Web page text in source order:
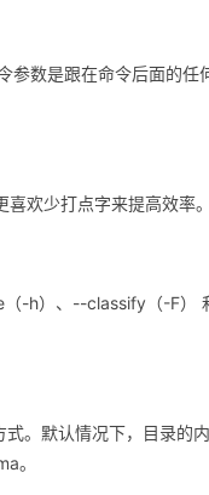
数是跟在命令后面的任
欢少打点字来提高效率。
-h）、--classify（-F）
。默认情况下，目录的
。